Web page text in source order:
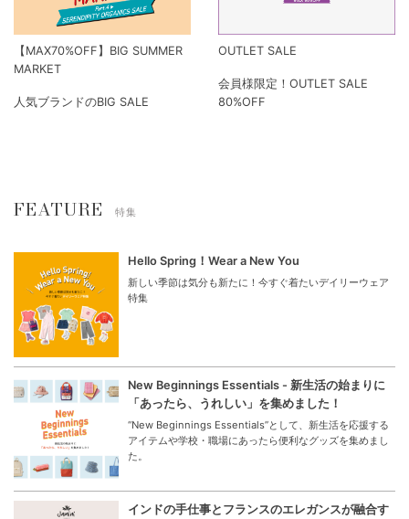
【MAX70%OFF】BIG SUMMER
MARKET
人気ブランドのBIG SALE
OUTLET SALE
会員様限定！OUTLET SALE
80%OFF
FEATURE 特集
Hello Spring！Wear a New You
新しい季節は気分も新たに！今すぐ着たいデイリーウェア
特集
New Beginnings Essentials - 新生活の始まりに
「あったら、うれしい」を集めました！
“New Beginnings Essentials”として、新生活を応援する
アイテムや学校・職場にあったら便利なグッズを集めまし
た。
インドの手仕事とフランスのエレガンスが融合す